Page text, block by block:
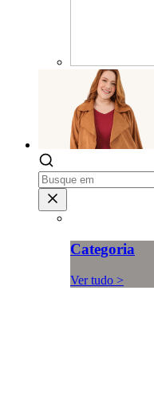
Categoria
Ver tudo >